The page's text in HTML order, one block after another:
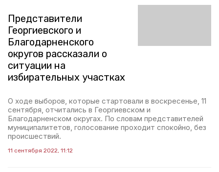
Представители
Георгиевского и
Благодарненского
округов рассказали о
ситуации на
избирательных участках
О ходе выборов, которые стартовали в воскресенье, 11
сентября, отчитались в Георгиевском и
Благодарненском округах. По словам представителей
муниципалитетов, голосование проходит спокойно, без
происшествий.
11 сентября 2022, 11:12